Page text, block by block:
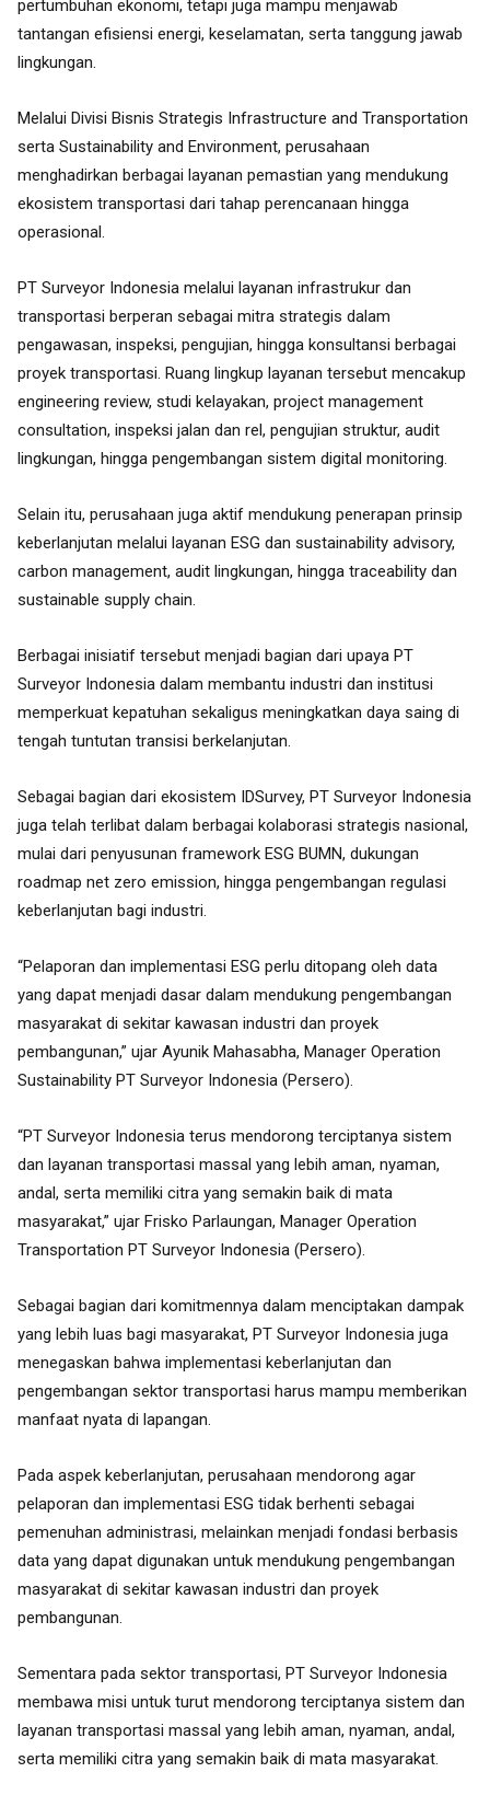
pertumbuhan ekonomi, tetapi juga mampu menjawab
tantangan efisiensi energi, keselamatan, serta tanggung jawab
lingkungan.
Melalui Divisi Bisnis Strategis Infrastructure and Transportation
serta Sustainability and Environment, perusahaan
menghadirkan berbagai layanan pemastian yang mendukung
ekosistem transportasi dari tahap perencanaan hingga
operasional.
PT Surveyor Indonesia melalui layanan infrastrukur dan
transportasi berperan sebagai mitra strategis dalam
pengawasan, inspeksi, pengujian, hingga konsultansi berbagai
proyek transportasi. Ruang lingkup layanan tersebut mencakup
engineering review, studi kelayakan, project management
consultation, inspeksi jalan dan rel, pengujian struktur, audit
lingkungan, hingga pengembangan sistem digital monitoring.
Selain itu, perusahaan juga aktif mendukung penerapan prinsip
keberlanjutan melalui layanan ESG dan sustainability advisory,
carbon management, audit lingkungan, hingga traceability dan
sustainable supply chain.
Berbagai inisiatif tersebut menjadi bagian dari upaya PT
Surveyor Indonesia dalam membantu industri dan institusi
memperkuat kepatuhan sekaligus meningkatkan daya saing di
tengah tuntutan transisi berkelanjutan.
Sebagai bagian dari ekosistem IDSurvey, PT Surveyor Indonesia
juga telah terlibat dalam berbagai kolaborasi strategis nasional,
mulai dari penyusunan framework ESG BUMN, dukungan
roadmap net zero emission, hingga pengembangan regulasi
keberlanjutan bagi industri.
“Pelaporan dan implementasi ESG perlu ditopang oleh data
yang dapat menjadi dasar dalam mendukung pengembangan
masyarakat di sekitar kawasan industri dan proyek
pembangunan,” ujar Ayunik Mahasabha, Manager Operation
Sustainability PT Surveyor Indonesia (Persero).
“PT Surveyor Indonesia terus mendorong terciptanya sistem
dan layanan transportasi massal yang lebih aman, nyaman,
andal, serta memiliki citra yang semakin baik di mata
masyarakat,” ujar Frisko Parlaungan, Manager Operation
Transportation PT Surveyor Indonesia (Persero).
Sebagai bagian dari komitmennya dalam menciptakan dampak
yang lebih luas bagi masyarakat, PT Surveyor Indonesia juga
menegaskan bahwa implementasi keberlanjutan dan
pengembangan sektor transportasi harus mampu memberikan
manfaat nyata di lapangan.
Pada aspek keberlanjutan, perusahaan mendorong agar
pelaporan dan implementasi ESG tidak berhenti sebagai
pemenuhan administrasi, melainkan menjadi fondasi berbasis
data yang dapat digunakan untuk mendukung pengembangan
masyarakat di sekitar kawasan industri dan proyek
pembangunan.
Sementara pada sektor transportasi, PT Surveyor Indonesia
membawa misi untuk turut mendorong terciptanya sistem dan
layanan transportasi massal yang lebih aman, nyaman, andal,
serta memiliki citra yang semakin baik di mata masyarakat.